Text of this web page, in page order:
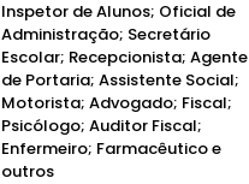
Inspetor de Alunos; Oficial de
Administração; Secretário
Escolar; Recepcionista; Agente
de Portaria; Assistente Social;
Motorista; Advogado; Fiscal;
Psicólogo; Auditor Fiscal;
Enfermeiro; Farmacêutico e
outros